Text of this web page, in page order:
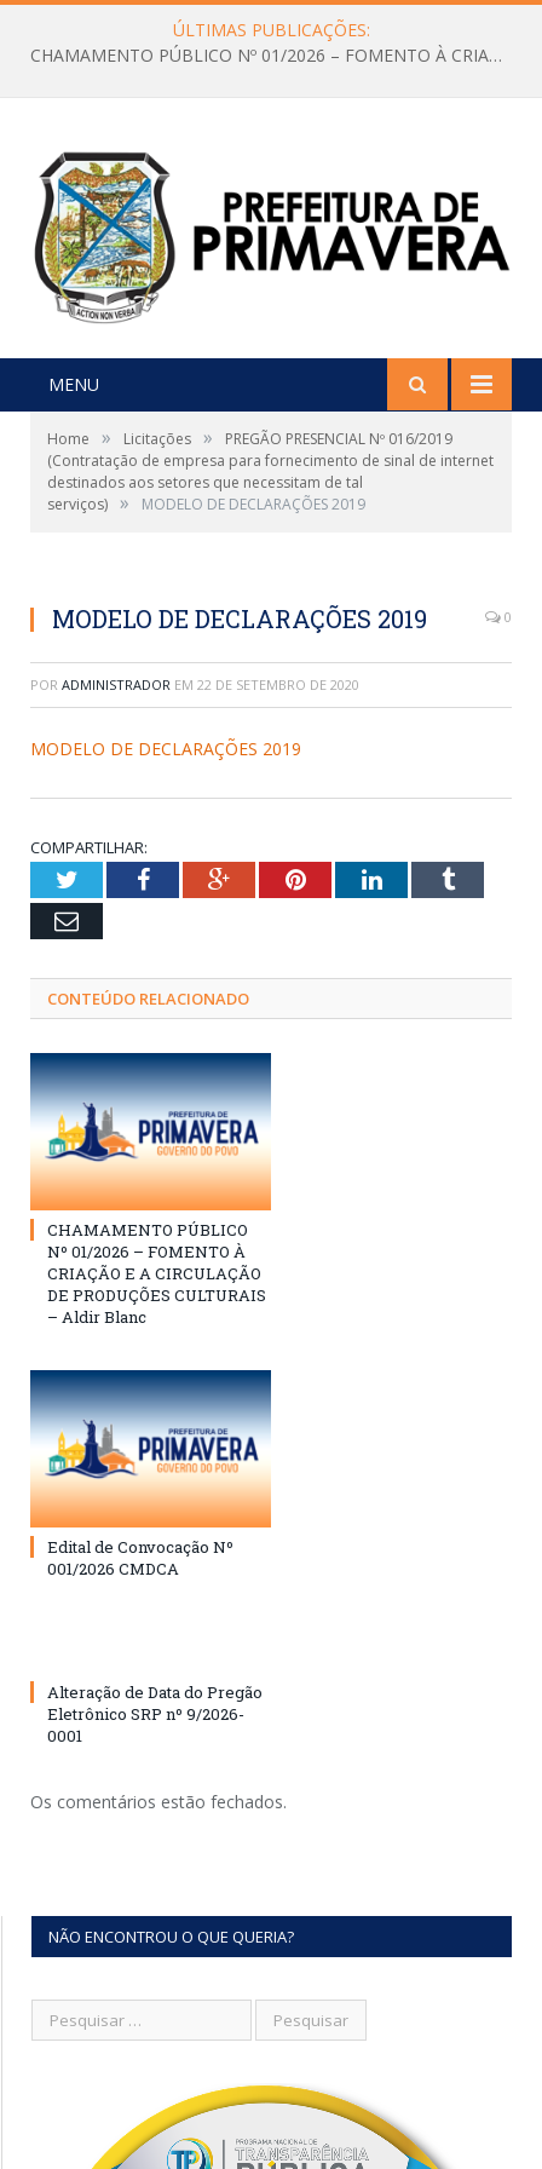
ÚLTIMAS PUBLICAÇÕES:
CHAMAMENTO PÚBLICO Nº 01/2026 – FOMENTO À CRIAÇÃO E A CIRCULAÇÃO DE PRODUÇÕES CULTURAIS – Aldir Blanc
MENU
Home » Licitações »
PREGÃO PRESENCIAL Nº 016/2019
(Contratação de empresa para fornecimento de sinal de internet
destinados aos setores que necessitam de tal
serviços) » MODELO DE DECLARAÇÕES 2019
MODELO DE DECLARAÇÕES 2019 0
POR ADMINISTRADOR EM 22 DE SETEMBRO DE 2020
MODELO DE DECLARAÇÕES 2019
COMPARTILHAR:
TwitterFacebookGoogle+PinterestLinkedInTumblr
Email
CONTEÚDO RELACIONADO
CHAMAMENTO PÚBLICO
Nº 01/2026 – FOMENTO À
CRIAÇÃO E A CIRCULAÇÃO
DE PRODUÇÕES CULTURAIS
– Aldir Blanc
Edital de Convocação Nº
001/2026 CMDCA
Alteração de Data do Pregão
Eletrônico SRP nº 9/2026-
0001
Os comentários estão fechados.
NÃO ENCONTROU O QUE QUERIA?